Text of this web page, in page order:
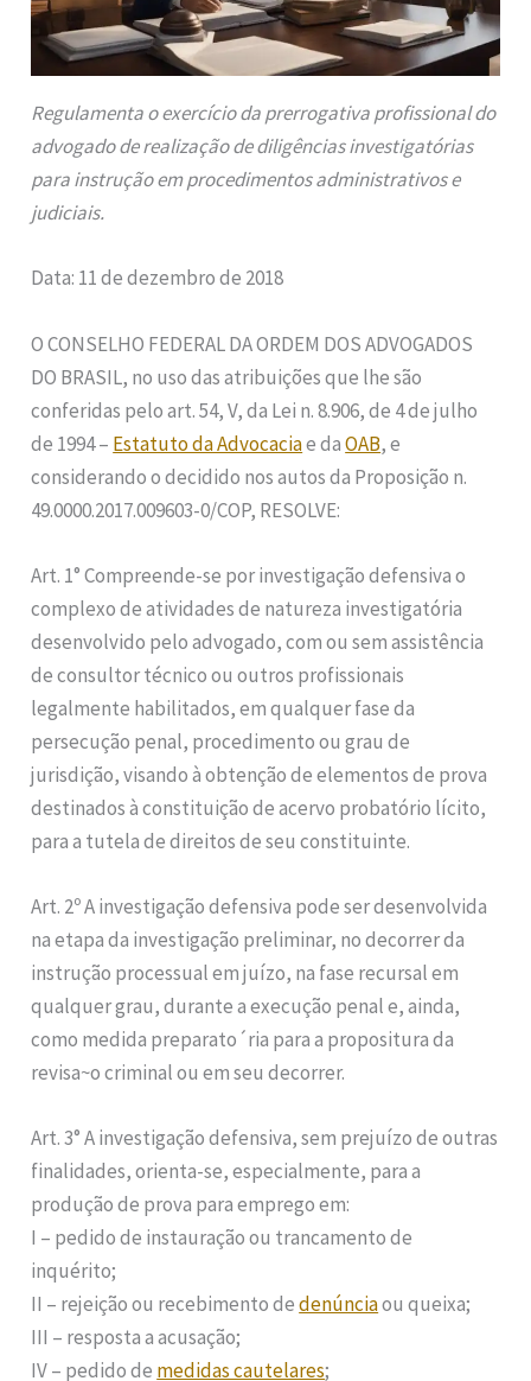
Regulamenta o exercício da prerrogativa profissional do
advogado de realização de diligências investigatórias
para instrução em procedimentos administrativos e
judiciais.
Data: 11 de dezembro de 2018
O CONSELHO FEDERAL DA ORDEM DOS ADVOGADOS
DO BRASIL, no uso das atribuições que lhe são
conferidas pelo art. 54, V, da Lei n. 8.906, de 4 de julho
de 1994 – Estatuto da Advocaciae daOAB, e
considerando o decidido nos autos da Proposição n.
49.0000.2017.009603-0/COP, RESOLVE:
Art. 1° Compreende-se por investigação defensiva o
complexo de atividades de natureza investigatória
desenvolvido pelo advogado, com ou sem assistência
de consultor técnico ou outros profissionais
legalmente habilitados, em qualquer fase da
persecução penal, procedimento ou grau de
jurisdição, visando à obtenção de elementos de prova
destinados à constituição de acervo probatório lícito,
para a tutela de direitos de seu constituinte.
Art. 2º A investigação defensiva pode ser desenvolvida
na etapa da investigação preliminar, no decorrer da
instrução processual em juízo, na fase recursal em
qualquer grau, durante a execução penal e, ainda,
como medida preparato´ria para a propositura da
revisa~o criminal ou em seu decorrer.
Art. 3° A investigação defensiva, sem prejuízo de outras
finalidades, orienta-se, especialmente, para a
produção de prova para emprego em:
I – pedido de instauração ou trancamento de
inquérito;
II – rejeição ou recebimento dedenúnciaou queixa;
III – resposta a acusação;
IV – pedido de medidas cautelares;